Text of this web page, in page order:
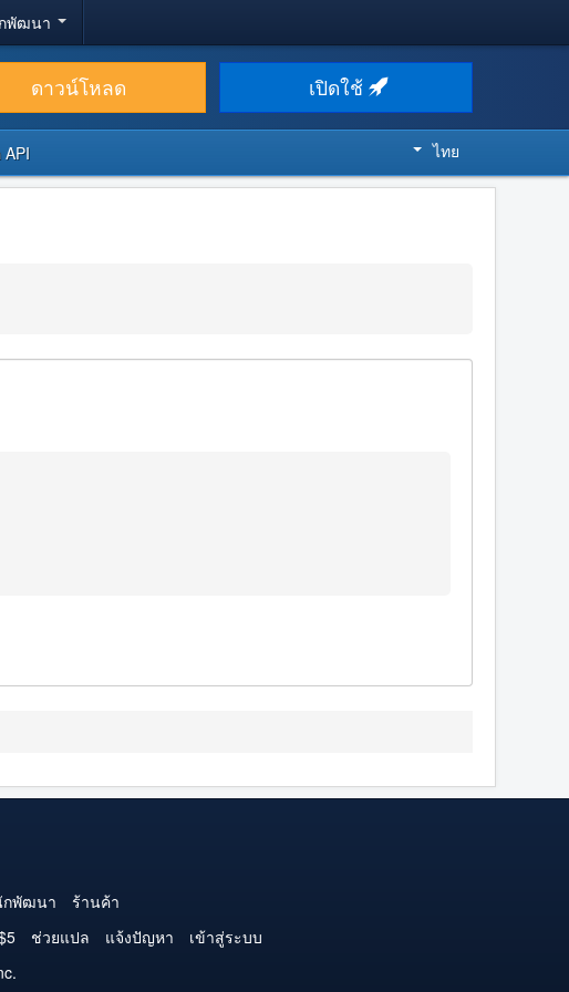
พัฒนา
ดาวน์โหลด เปิดใช้
API ไทย
พัฒนา
ร้านค้า
ช่วยแปล แจ้งปัญหา
เข้าสู่ระบบ